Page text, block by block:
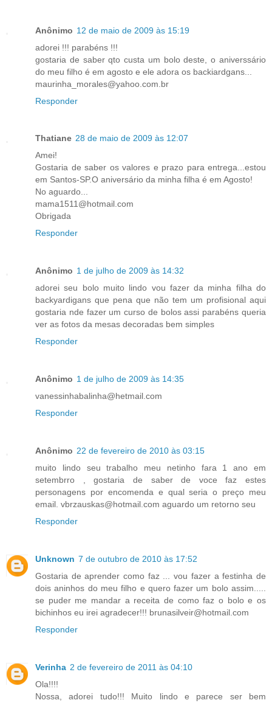
Anônimo 12 de maio de 2009 às 15:19
adorei !!! parabéns !!!
gostaria de saber qto custa um bolo deste, o aniverssário
do meu filho é em agosto e ele adora os backiardgans...
maurinha_morales@yahoo.com.br
Responder
Thatiane 28 de maio de 2009 às 12:07
Amei!
Gostaria de saber os valores e prazo para entrega...estou
em Santos-SP.O aniversário da minha filha é em Agosto!
No aguardo...
mama1511@hotmail.com
Obrigada
Responder
Anônimo 1 de julho de 2009 às 14:32
adorei seu bolo muito lindo vou fazer da minha filha do
backyardigans que pena que não tem um profisional aqui
gostaria nde fazer um curso de bolos assi parabéns queria
ver as fotos da mesas decoradas bem simples
Responder
Anônimo 1 de julho de 2009 às 14:35
vanessinhabalinha@hetmail.com
Responder
Anônimo 22 de fevereiro de 2010 às 03:15
muito lindo seu trabalho meu netinho fara 1 ano em
setembrro , gostaria de saber de voce faz estes
personagens por encomenda e qual seria o preço meu
email. vbrzauskas@hotmail.com aguardo um retorno seu
Responder
Unknown 7 de outubro de 2010 às 17:52
Gostaria de aprender como faz ... vou fazer a festinha de
dois aninhos do meu filho e quero fazer um bolo assim.....
se puder me mandar a receita de como faz o bolo e os
bichinhos eu irei agradecer!!! brunasilveir@hotmail.com
Responder
Verinha 2 de fevereiro de 2011 às 04:10
Ola!!!!
Nossa, adorei tudo!!! Muito lindo e parece ser bem